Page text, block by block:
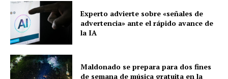
Experto advierte sobre «señales de
advertencia» ante el rápido avance de
la IA
Maldonado se prepara para dos fines
de semana de música gratuita en la